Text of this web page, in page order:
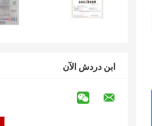
ابن دردش الآن